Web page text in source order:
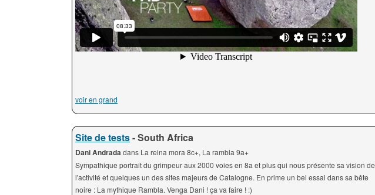
voir en grand
Site de tests- South Africa
Dani Andradadans La reina mora 8c+, La rambla 9a+
Sympathique portrait du grimpeur aux 2000 voies en 8a et plus qui nous présente sa vision de
l'activité et quelques un des sites majeurs de Catalogne. En prime un bel essai dans sa bête
noire : La mythique Rambla. Venga Dani ! ça va faire ! :)